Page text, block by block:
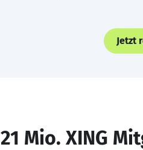
Jetzt
21 Mio. XING